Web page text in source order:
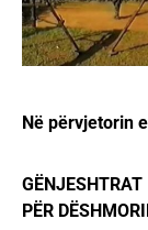
Në përvjetorin
PËR